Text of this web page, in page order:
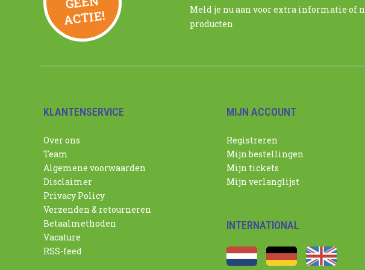
ACTIE!
Meld je nu aan voor extra informatie of
producten
KLANTENSERVICE
Over ons
Team
Algemene voorwaarden
Disclaimer
Privacy Policy
Verzenden & retourneren
Betaalmethoden
Vacature
RSS-feed
MIJN ACCOUNT
Registreren
Mijn bestellingen
Mijn tickets
Mijn verlanglijst
INTERNATIONAL